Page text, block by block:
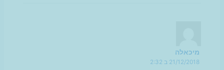
מיכאלה
21/12/2018 ב 2:32